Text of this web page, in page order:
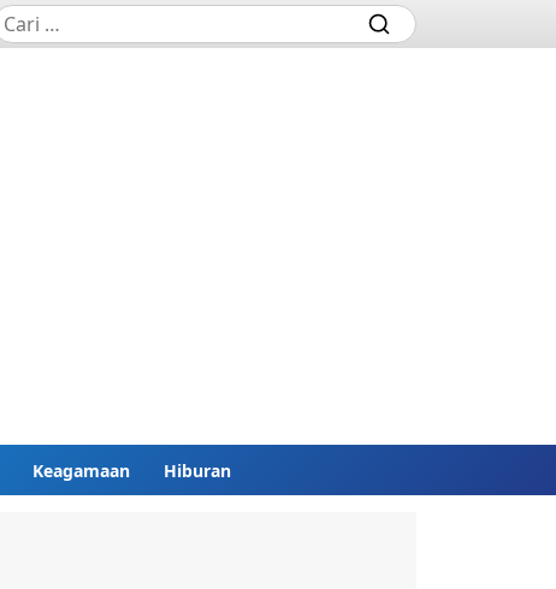
Keagamaan Hiburan